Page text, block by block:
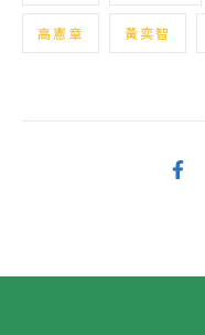
高憲章 黃奕智